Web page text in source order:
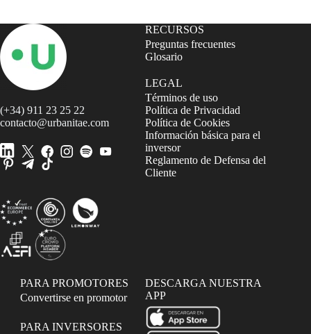
(+34) 911 23 25 22
contacto@urbanitae.com
RECURSOS
Preguntas frecuentes
Glosario
LEGAL
Términos de uso
Política de Privacidad
Política de Cookies
Información básica para el
inversor
Reglamento de Defensa del
Cliente
PARA PROMOTORES
Convertirse en promotor
PARA INVERSORES
DESCARGA NUESTRA
APP